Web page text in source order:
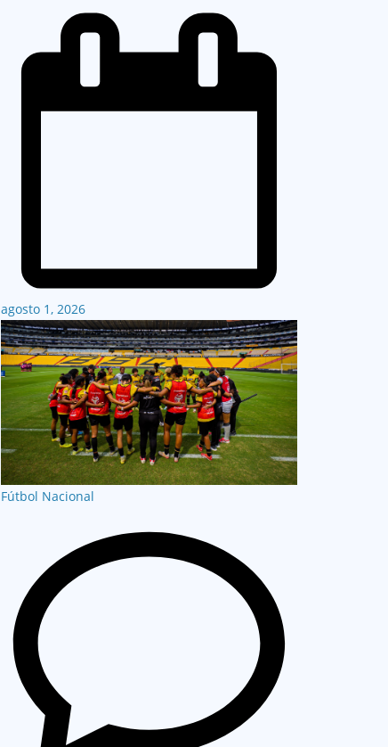
agosto 1, 2026
Fútbol Nacional